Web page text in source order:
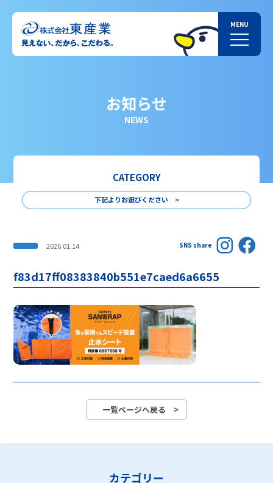
お知らせ
NEWS
CATEGORY
下記よりお選びください >
2026.01.14 SNS share
f83d17ff08383840b551e7caed6a6655
一覧ページへ戻る >
カテゴリー